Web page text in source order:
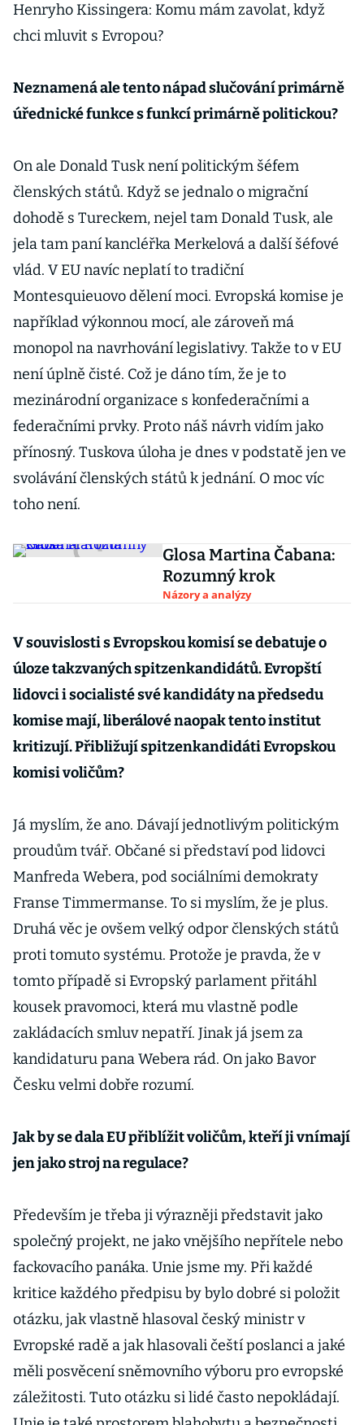
Henryho Kissingera: Komu mám zavolat, když
chci mluvit s Evropou?
Neznamená ale tento nápad slučování primárně
úřednické funkce s funkcí primárně politickou?
On ale Donald Tusk není politickým šéfem
členských států. Když se jednalo o migrační
dohodě s Tureckem, nejel tam Donald Tusk, ale
jela tam paní kancléřka Merkelová a další šéfové
vlád. V EU navíc neplatí to tradiční
Montesquieuovo dělení moci. Evropská komise je
například výkonnou mocí, ale zároveň má
monopol na navrhování legislativy. Takže to v EU
není úplně čisté. Což je dáno tím, že je to
mezinárodní organizace s konfederačními a
federačními prvky. Proto náš návrh vidím jako
přínosný. Tuskova úloha je dnes v podstatě jen ve
svolávání členských států k jednání. O moc víc
toho není.
Glosa Martina Čabana:
Rozumný krok
Názory a analýzy
V souvislosti s Evropskou komisí se debatuje o
úloze takzvaných spitzenkandidátů. Evropští
lidovci i socialisté své kandidáty na předsedu
komise mají, liberálové naopak tento institut
kritizují. Přibližují spitzenkandidáti Evropskou
komisi voličům?
Já myslím, že ano. Dávají jednotlivým politickým
proudům tvář. Občané si představí pod lidovci
Manfreda Webera, pod sociálními demokraty
Franse Timmermanse. To si myslím, že je plus.
Druhá věc je ovšem velký odpor členských států
proti tomuto systému. Protože je pravda, že v
tomto případě si Evropský parlament přitáhl
kousek pravomoci, která mu vlastně podle
zakládacích smluv nepatří. Jinak já jsem za
kandidaturu pana Webera rád. On jako Bavor
Česku velmi dobře rozumí.
Jak by se dala EU přiblížit voličům, kteří ji vnímají
jen jako stroj na regulace?
Především je třeba ji výrazněji představit jako
společný projekt, ne jako vnějšího nepřítele nebo
fackovacího panáka. Unie jsme my. Při každé
kritice každého předpisu by bylo dobré si položit
otázku, jak vlastně hlasoval český ministr v
Evropské radě a jak hlasovali čeští poslanci a jaké
měli posvěcení sněmovního výboru pro evropské
záležitosti. Tuto otázku si lidé často nepokládají.